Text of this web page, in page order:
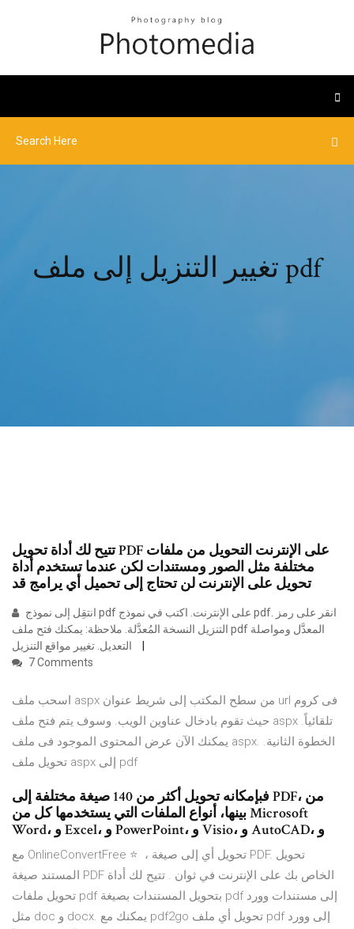
تغيير التنزيل إلى ملف pdf
تتيح لك أداة تحويل PDF على الإنترنت التحويل من ملفات
مختلفة مثل الصور ومستندات لكن عندما تستخدم أداة
تحويل على الإنترنت لن تحتاج إلى تحميل أي يرامج قد
التنزيل النسخة المُعدَّلة. ملاحظة: يمكنك فتح ملف pdf المعدَّل ومواصلة
7 Comments
اسحب ملف aspx من سطح المكتب إلى شريط عنوان url فى كروم
حيث تقوم بادخال عناوين الويب. وسوف يتم فتح ملف aspx تلقائياً.
يمكنك الآن عرض المحتوى الموجود فى ملف aspx. الخطوة الثانية.
تحويل ملف aspx إلى pdf
فبإمكانه تحويل أكثر من 140 صيغة مختلفة إلى PDF، من
بينها، أنواع الملفات التي يستخدمها كل من Microsoft
مع OnlineConvertFree ⭐ ️ ، تحويل أي إلى صيغة PDF. تحويل
المستند صيغة PDF الخاص بك على الإنترنت في ثوان ️. تتيح لك أداة
تحويل ملفات pdf بتحويل المستندات بصيغة pdf إلى مستندات وورد
مثل doc و docx. يمكنك مع pdf2go تحويل أي ملف pdf إلى وورد